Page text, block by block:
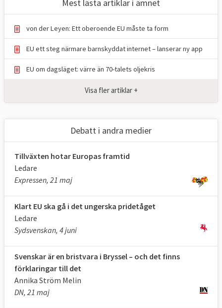
Att företräda EU i internationella
sammanhang.
Kommissionärerna företräder EU
Kommissionen består av en kommissionär
från varje medlemsland. Dessa personer
arbetar för kommissionen och EU som
ledamoten i kommissionen är Jessika
Roswall (M) med ansvar för miljö,
vattenresiliens och en konkurrenskraftig
cirkulär ekonomi.
Kommissionens tjänstemän finns på olika
avdelningar som kallas generaldirektorat.
Generaldirektoraten utformar nya förslag
till EU-lagstiftningen, men förslagen blir inte
officiella förrän de antagits av
kommissionärerna. Kommissionen ansvarar
för att ta fram nya lagförslag och lägga
fram dem för Europaparlamentet och rådet.
Mest lästa artiklar i ämnet
von der Leyen: Ett oberoende EU måste ta form
EU ett steg närmare barnskyddat internet – lanserar ny app
EU om dagsläget: värre än 70-talets oljekris
Visa fler artiklar +
Debatt i andra medier
Tillväxten hotar Europas framtid
Ledare
Expressen, 21 maj
Klart EU ska gå i det ungerska pridetåget
Ledare
Sydsvenskan, 4 juni
Svenskar är en bristvara i Bryssel – och det finns
förklaringar till det
Annika Ström Melin
DN, 21 maj